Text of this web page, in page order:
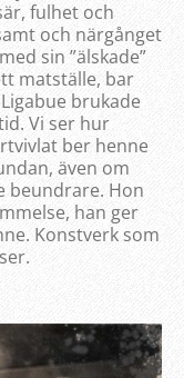
fulhet och
och närgånget
sin ”älskade”
matställe, bar
brukade
Vi ser hur
ber henne
även om
beundrare. Hon
han ger
Konstverk som